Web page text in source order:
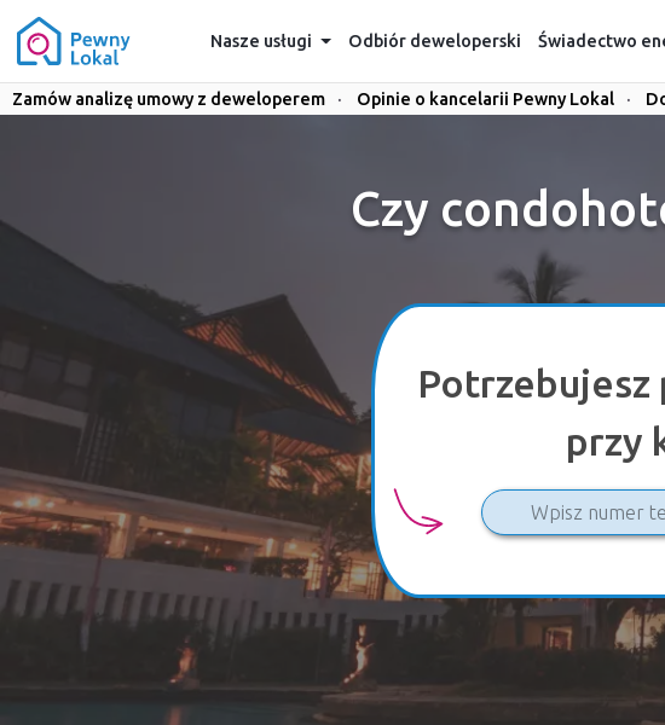
Nasze usługi Odbiór deweloperski Świadectwo
Zamów analizę umowy z deweloperem · Opinie o kancelarii Pewny Lokal ·
Czy
Potrzebujesz
przy